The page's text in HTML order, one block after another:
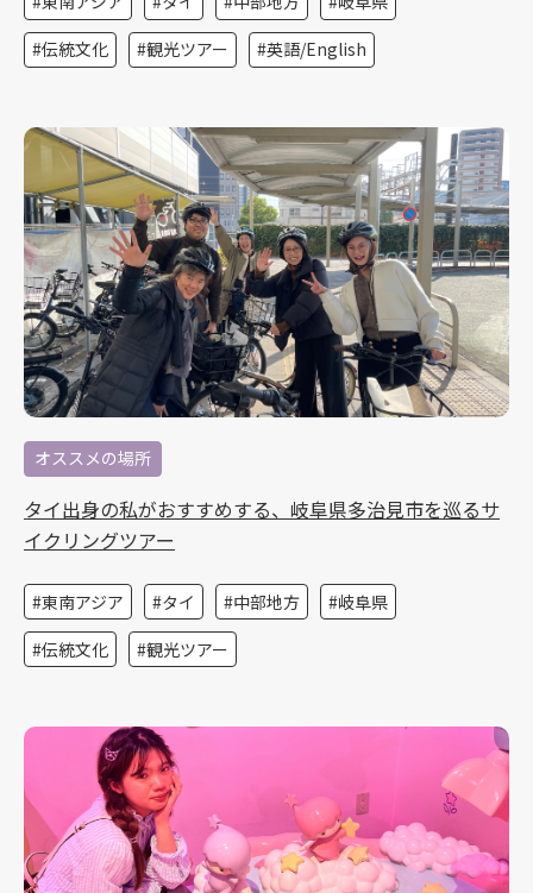
伝統文化
観光ツアー 英語/English
オススメの場所
タイ出身の私がおすすめする、岐阜県多治見市を巡るサ
イクリングツアー
東南アジア タイ 中部地方
岐阜県
伝統文化
観光ツアー